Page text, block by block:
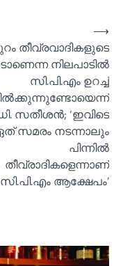
തീവ്രവാദികളുടെ
നിലപാടില്‍
സി.പി.എം ഉറച്ച്‌
സതീശൻ; ‘ഇവിടെ
സമരം നടന്നാലും
പിന്നില്‍
തീവ്രാദികളെന്നാണ്
സി.പി.എം ആക്ഷേപം’
⟶